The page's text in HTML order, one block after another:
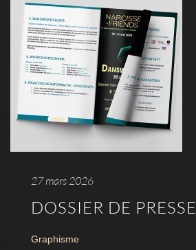
27 mars 2026
DOSSIER DE PRESSE
Graphisme